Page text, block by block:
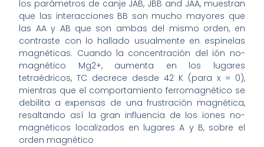
los parámetros de canje JAB, JBB and JAA, muestran
que las interacciones BB son mucho mayores que
las AA y AB que son ambas del mismo orden, en
contraste con lo hallado usualmente en espinelas
magnéticas. Cuando la concentración del ión no-
magnético Mg2+, aumenta en los lugares
tetraédricos, TC decrece desde 42 K (para x = 0),
mientras que el comportamiento ferromagnético se
debilita a expensas de una frustración magnética,
resaltando así la gran influencia de los iones no-
magnéticos localizados en lugares A y B, sobre el
orden magnético